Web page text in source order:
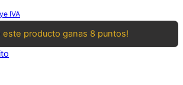
IVA
este producto ganas 8 puntos!